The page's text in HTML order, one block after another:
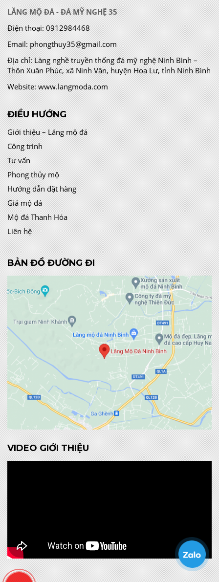
LĂNG MỘ ĐÁ - ĐÁ MỸ NGHỆ 35
Điện thoại: 0912984468
Email: phongthuy35@gmail.com
Địa chỉ:Làng nghề truyền thống đá mỹ nghệ Ninh Bình –
Thôn Xuân Phúc, xã Ninh Vân, huyện Hoa Lư, tỉnh Ninh Bình
Website: www.langmoda.com
ĐIỀU HƯỚNG
Giới thiệu – Lăng mộ đá
Công trình
Tư vấn
Phong thủy mộ
Hướng dẫn đặt hàng
Giá mộ đá
Mộ đá Thanh Hóa
Liên hệ
BẢN ĐỒ ĐƯỜNG ĐI
VIDEO GIỚI THIỆU